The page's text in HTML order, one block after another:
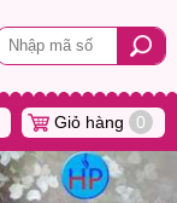
Giỏ hàng 0